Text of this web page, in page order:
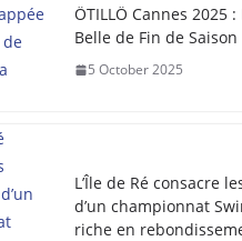
ÖTILLÖ Cannes 2025 :
Belle de Fin de
5 October 2025
L’Île de Ré consacre
d’un championnat
riche en